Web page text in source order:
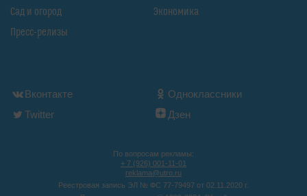
Сад и огород
Пресс-релизы
Экономика
Вконтакте
Одноклассники
Twitter
Дзен
По вопросам рекламы:
+ 7 (926) 001-11-01
reklama@utro.ru
Реестровая запись ЭЛ № ФС 77-79497 от 02.11.2020 г.